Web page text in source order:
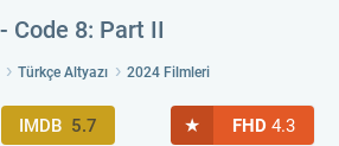
Code 8: Part II
Türkçe Altyazı 2024 Filmleri
IMDB 5.7 ★ FHD 4.3